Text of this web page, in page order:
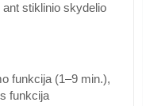
stiklinio skydelio
funkcija (1–9 min.),
funkcija